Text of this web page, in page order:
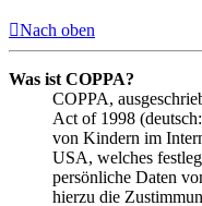
Nach oben
Was ist COPPA?
COPPA,
Act of 1998
von Kindern im
USA, welches
persönliche Daten
hierzu die